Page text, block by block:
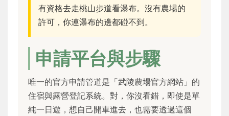
有資格去走桃山步道看瀑布。沒有農場的
許可，你連瀑布的邊都碰不到。
申請平台與步驟
唯一的官方申請管道是「武陵農場官方網站」的
住宿與露營登記系統。對，你沒看錯，即使是單
純一日遊，想自己開車進去，也需要透過這個